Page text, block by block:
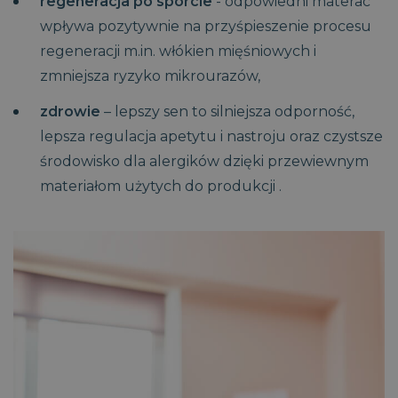
wpływa pozytywnie na przyśpieszenie procesu
regeneracji m.in. włókien mięśniowych i
zmniejsza ryzyko mikrourazów,
zdrowie – lepszy sen to silniejsza odporność,
lepsza regulacja apetytu i nastroju oraz czystsze
środowisko dla alergików dzięki przewiewnym
materiałom użytych do produkcji .
logowanie użytkownika i zarządzanie kontem. Bez
niezbędnych plików cookie nie można prawidłowo
korzystać ze strony internetowej.
CookieScriptConsent
CookieScript
www.magniflex.pl
CookieScriptConsent